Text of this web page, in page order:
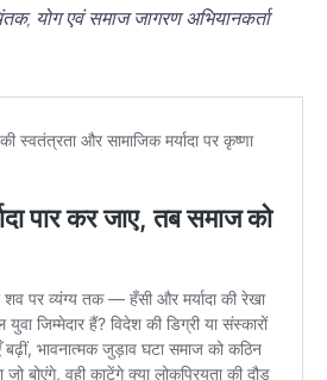
योग एवं समाज जागरण अभियानकर्ता